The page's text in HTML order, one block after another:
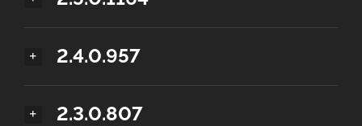
2.4.0.957
2.3.0.807